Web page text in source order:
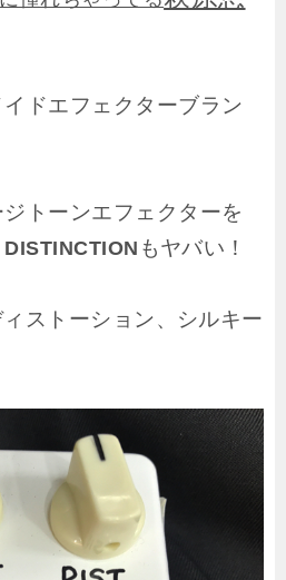
ドエフェクターブラン
トーンエフェクターを
DISTINCTION もヤバい！
ストーション、シルキー